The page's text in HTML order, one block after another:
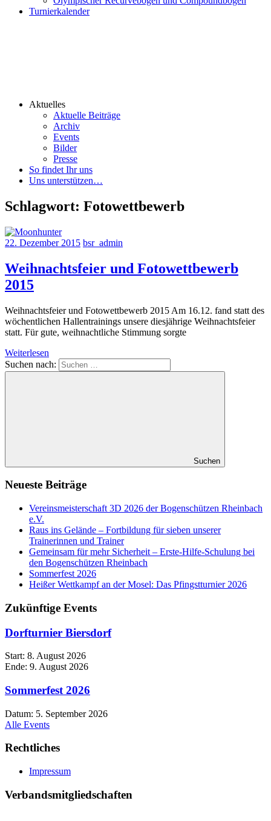
Turnierkalender
Aktuelles
Aktuelle Beiträge
Archiv
Events
Bilder
Presse
So findet Ihr uns
Uns unterstützen…
Schlagwort: Fotowettbewerb
22. Dezember 2015 bsr_admin
Weihnachtsfeier und Fotowettbewerb
2015
Weihnachtsfeier und Fotowettbewerb 2015 Am 16.12. fand statt des
wöchentlichen Hallentrainings unsere diesjährige Weihnachtsfeier
statt. Für gute, weihnachtliche Stimmung sorgte
Weiterlesen
Suchen nach:
Suchen
Neueste Beiträge
Vereinsmeisterschaft 3D 2026 der Bogenschützen Rheinbach
e.V.
Raus ins Gelände – Fortbildung für sieben unserer
Trainerinnen und Trainer
Gemeinsam für mehr Sicherheit – Erste-Hilfe-Schulung bei
den Bogenschützen Rheinbach
Sommerfest 2026
Heißer Wettkampf an der Mosel: Das Pfingstturnier 2026
Zukünftige Events
Dorfturnier Biersdorf
Start: 8. August 2026
Ende: 9. August 2026
Sommerfest 2026
Datum: 5. September 2026
Alle Events
Rechtliches
Impressum
Verbandsmitgliedschaften